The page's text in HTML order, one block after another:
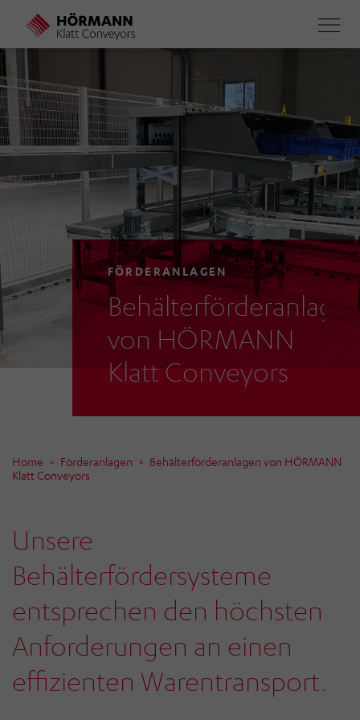
Direkt
FÖRDERANLAGEN
von HÖRMANN
Klatt Conveyors
Home Förderanlagen
Behälterförderanlagen von HÖRMANN
Klatt Conveyors
Unsere
Behälterfördersysteme
entsprechen den höchsten
Anforderungen an einen
effizienten Warentransport.